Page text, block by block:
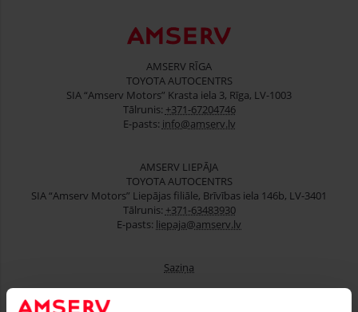
AMSERV RĪGA
TOYOTA AUTOCENTRS
SIA “Amserv Motors” Krasta iela 3, Rīga, LV-1003
Tālrunis: +371-67204746
E-pasts: info@amserv.lv
AMSERV LIEPĀJA
TOYOTA AUTOCENTRS
SIA “Amserv Motors” Liepājas filiāle, Brīvības iela 146b, LV-3401
Tālrunis: +371-63483930
E-pasts: liepaja@amserv.lv
Saziņa